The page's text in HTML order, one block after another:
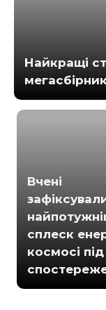
Найкращі
Вчені
сплеск
космосі